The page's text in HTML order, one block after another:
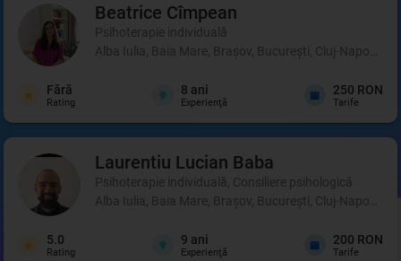
Beatrice Cîmpean
Psihoterapie individuală
Alba Iulia, Baia Mare, Brașov, București, Cluj-Napoca,
Fără
Rating
8 ani
Experienţă
250 RON
Tarife
Laurentiu Lucian Baba
Psihoterapie individuală, Consiliere psihologică
Alba Iulia, Baia Mare, Brașov, București, Cluj-Napoca,
5.0
Rating
9 ani
Experienţă
200 RON
Tarife